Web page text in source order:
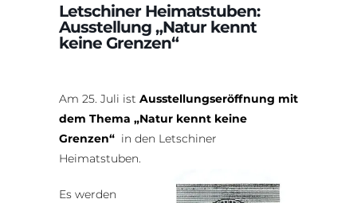
Letschiner Heimatstuben:
Ausstellung „Natur kennt
keine Grenzen“
Am 25. Juli ist Ausstellungseröffnung mit
dem Thema „Natur kennt keine
Grenzen“ in den Letschiner
Heimatstuben.
Es werden